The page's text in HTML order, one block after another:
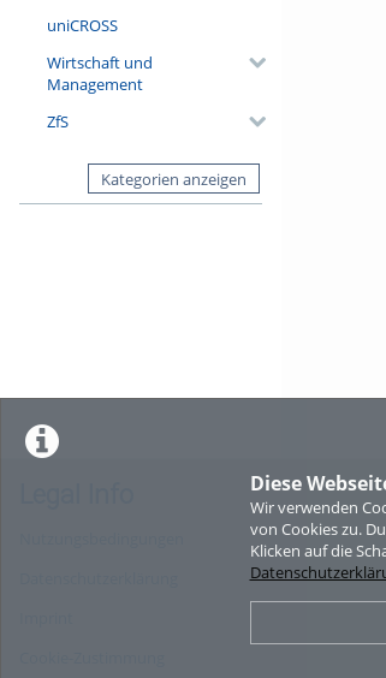
Diese
Wir verwenden
von Cookies zu.
Klicken auf die
uniCROSS
Wirtschaft und
Management
ZfS
Kategorien anzeigen